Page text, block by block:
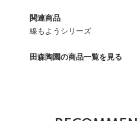
関連商品
線もようシリーズ
田森陶園の商品一覧を見る